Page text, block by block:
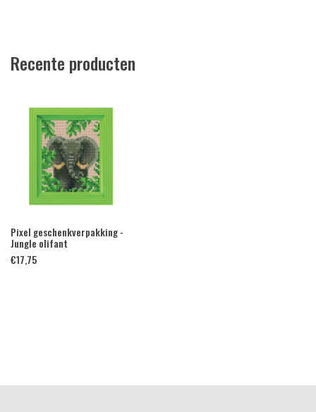
Recente producten
Pixel geschenkverpakking -
Jungle olifant
€17,75